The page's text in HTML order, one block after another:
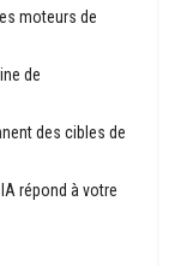
moteurs de
de
des cibles de
répond à votre